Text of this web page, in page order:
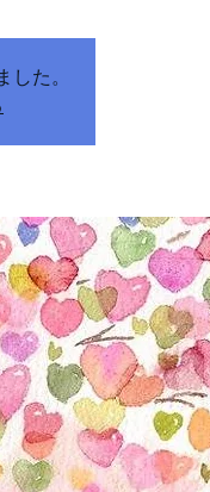
した。